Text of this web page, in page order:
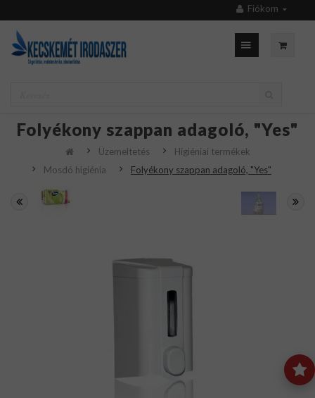
Fiókom
Folyékony szappan adagoló, "Yes"
Üzemeltetés
Higiéniai termékek
Mosdó higiénia
Folyékony szappan adagoló, "Yes"